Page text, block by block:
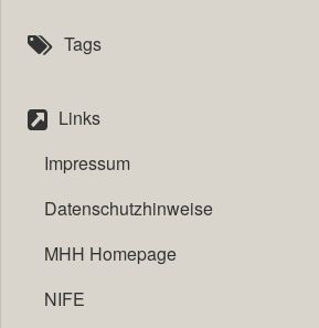
Tags
Links
Impressum
Datenschutzhinweise
MHH Homepage
NIFE